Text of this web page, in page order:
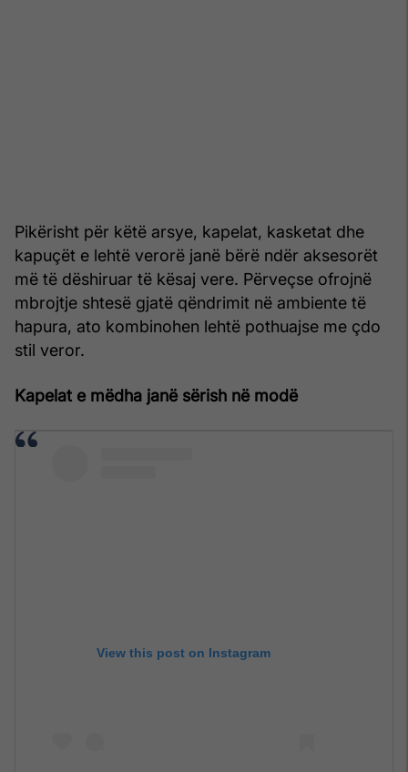
Pikërisht për këtë arsye, kapelat, kasketat dhe
kapuçët e lehtë verorë janë bërë ndër aksesorët
më të dëshiruar të kësaj vere. Përveçse ofrojnë
mbrojtje shtesë gjatë qëndrimit në ambiente të
hapura, ato kombinohen lehtë pothuajse me çdo
stil veror.
Kapelat e mëdha janë sërish në modë
View this post on Instagram